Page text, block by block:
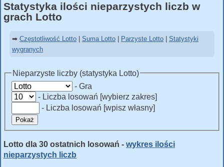
Statystyka ilości nieparzystych liczb w
grach Lotto
➡ Częstotliwość Lotto | Suma Lotto | Parzyste Lotto | Statystyki
wygranych
Nieparzyste liczby (statystyka Lotto)
- Gra
- Liczba losowań [wybierz zakres]
- Liczba losowań [wpisz własny]
Pokaż
Lotto dla 30 ostatnich losowań - wykres ilości
nieparzystych liczb